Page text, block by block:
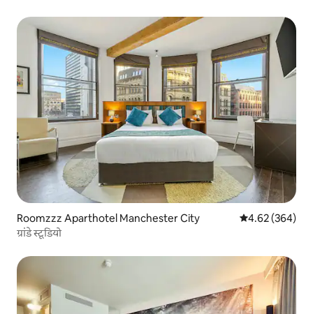
Roomzzz Aparthotel Manchester City औसत रेटिंग 5 में से
4.62 (364)
ग्रांडे स्टूडियो